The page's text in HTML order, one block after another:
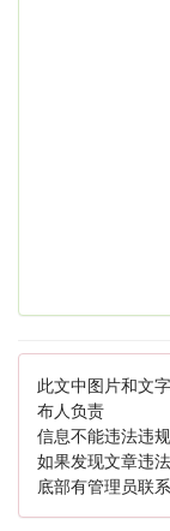
此文中图片和文
布人负责
信息不能违法违
如果发现文章违
底部有管理员联